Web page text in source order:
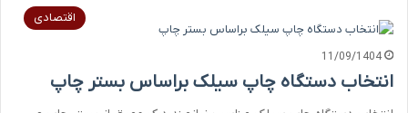
اقتصادی
11/09/1404
انتخاب دستگاه چاپ سیلک براساس بستر چاپ